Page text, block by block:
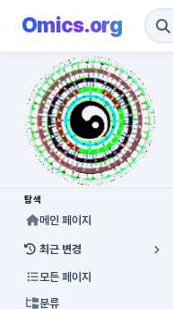
Omics.org
탐색
메인 페이지
최근 변경
모든 페이지
분류